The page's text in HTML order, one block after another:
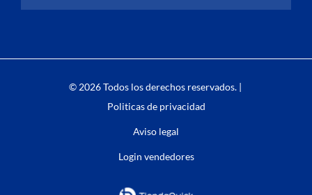
© 2026 Todos los derechos reservados. |
Politicas de privacidad
Aviso legal
Login vendedores